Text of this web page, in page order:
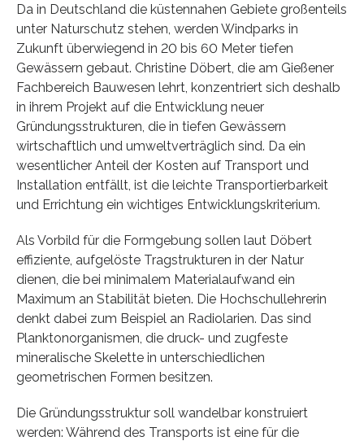
Da in Deutschland die küstennahen Gebiete großenteils
unter Naturschutz stehen, werden Windparks in
Zukunft überwiegend in 20 bis 60 Meter tiefen
Gewässern gebaut. Christine Döbert, die am Gießener
Fachbereich Bauwesen lehrt, konzentriert sich deshalb
in ihrem Projekt auf die Entwicklung neuer
Gründungsstrukturen, die in tiefen Gewässern
wirtschaftlich und umweltverträglich sind. Da ein
wesentlicher Anteil der Kosten auf Transport und
Installation entfällt, ist die leichte Transportierbarkeit
und Errichtung ein wichtiges Entwicklungskriterium.
Als Vorbild für die Formgebung sollen laut Döbert
effiziente, aufgelöste Tragstrukturen in der Natur
dienen, die bei minimalem Materialaufwand ein
Maximum an Stabilität bieten. Die Hochschullehrerin
denkt dabei zum Beispiel an Radiolarien. Das sind
Planktonorganismen, die druck- und zugfeste
mineralische Skelette in unterschiedlichen
geometrischen Formen besitzen.
Die Gründungsstruktur soll wandelbar konstruiert
werden: Während des Transports ist eine für die